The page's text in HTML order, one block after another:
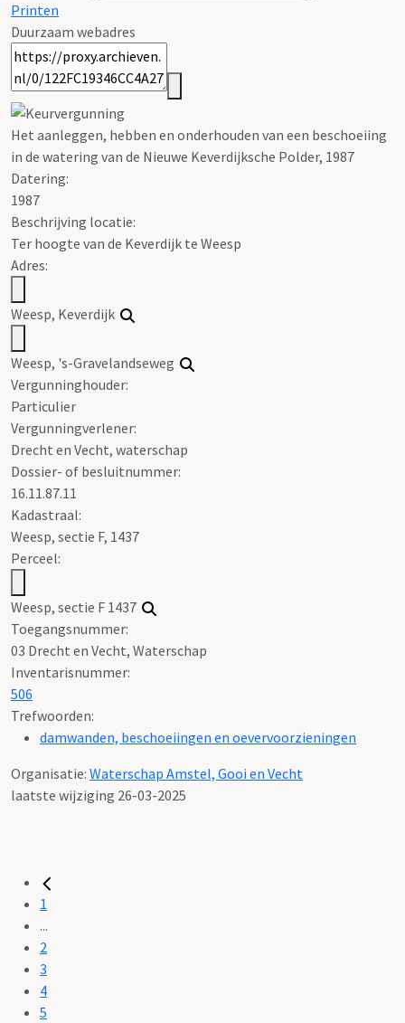
Printen
Duurzaam webadres
Het aanleggen, hebben en onderhouden van een beschoeiing
in de watering van de Nieuwe Keverdijksche Polder, 1987
Datering:
1987
Beschrijving locatie:
Ter hoogte van de Keverdijk te Weesp
Adres:
Weesp, Keverdijk
Weesp, 's-Gravelandseweg
Vergunninghouder:
Particulier
Vergunningverlener:
Drecht en Vecht, waterschap
Dossier- of besluitnummer:
16.11.87.11
Kadastraal:
Weesp, sectie F, 1437
Perceel:
Weesp, sectie F 1437
Toegangsnummer:
03 Drecht en Vecht, Waterschap
Inventarisnummer:
506
Trefwoorden:
damwanden, beschoeiingen en oevervoorzieningen
Organisatie: Waterschap Amstel, Gooi en Vecht
laatste wijziging 26-03-2025
1
...
2
3
4
5